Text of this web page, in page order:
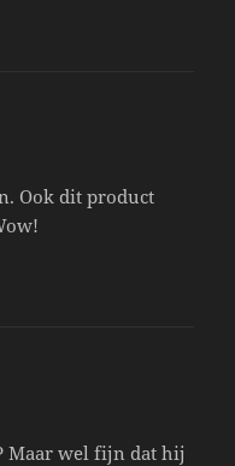
Ook dit product
Maar wel fijn dat hij